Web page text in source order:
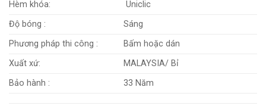
Hèm khóa:
Uniclic
Độ bóng :
Sáng
Phương pháp thi công :
Bấm hoặc dán
Xuất xứ:
MALAYSIA/ Bỉ
Bảo hành :
33 Năm